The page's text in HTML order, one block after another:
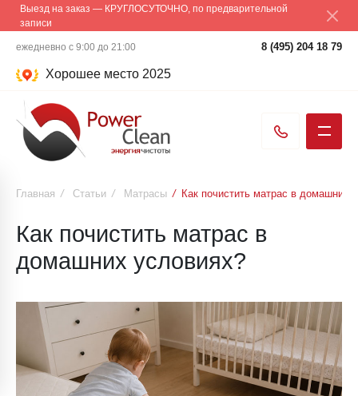
Выезд на заказ — КРУГЛОСУТОЧНО, по предварительной
записи
ежедневно с 9:00 до 21:00 8 (495) 204 18 79
Хорошее место 2025
Главная / Статьи / Матрасы / Как почистить матрас в домашних
Как почистить матрас в
домашних условиях?